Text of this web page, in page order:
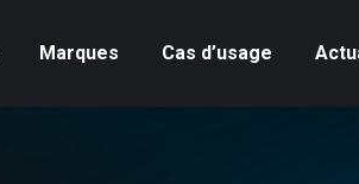
Marques Cas d’usage